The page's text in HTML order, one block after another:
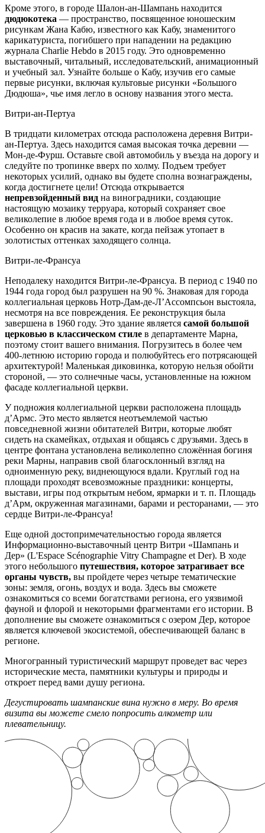
Кроме этого, в городе Шалон-ан-Шампань находится
дюдюкотека — пространство, посвященное юношеским
рисункам Жана Кабю, известного как Кабу, знаменитого
карикатуриста, погибшего при нападении на редакцию
журнала Charlie Hebdo в 2015 году. Это одновременно
выставочный, читальный, исследовательский, анимационный
и учебный зал. Узнайте больше о Кабу, изучив его самые
первые рисунки, включая культовые рисунки «Большого
Дюдюша», чье имя легло в основу названия этого места.
Витри-ан-Пертуа
В тридцати километрах отсюда расположена деревня Витри-
ан-Пертуа. Здесь находится самая высокая точка деревни —
Мон-де-Фурш. Оставьте свой автомобиль у въезда на дорогу и
следуйте по тропинке вверх по холму. Подъем требует
некоторых усилий, однако вы будете сполна вознаграждены,
когда достигнете цели! Отсюда открывается
непревзойденный вид на виноградники, создающие
настоящую мозаику терруара, который сохраняет свое
великолепие в любое время года и в любое время суток.
Особенно он красив на закате, когда пейзаж утопает в
золотистых оттенках заходящего солнца.
Витри-ле-Франсуа
Неподалеку находится Витри-ле-Франсуа. В период с 1940 по
1944 года город был разрушен на 90 %. Знаковая для города
коллегиальная церковь Нотр-Дам-де-Л’Ассомпсьон выстояла,
несмотря на все повреждения. Ее реконструкция была
завершена в 1960 году. Это здание является самой большой
церковью в классическом стиле в департаменте Марна,
поэтому стоит вашего внимания. Погрузитесь в более чем
400-летнюю историю города и полюбуйтесь его потрясающей
архитектурой! Маленькая диковинка, которую нельзя обойти
стороной, — это солнечные часы, установленные на южном
фасаде коллегиальной церкви.
У подножия коллегиальной церкви расположена площадь
д’Армс. Это место является неотъемлемой частью
повседневной жизни обитателей Витри, которые любят
сидеть на скамейках, отдыхая и общаясь с друзьями. Здесь в
центре фонтана установлена великолепно сложённая богиня
реки Марны, направив свой благосклонный взгляд на
одноименную реку, виднеющуюся вдали. Круглый год на
площади проходят всевозможные праздники: концерты,
выстави, игры под открытым небом, ярмарки и т. п. Площадь
д’Арм, окруженная магазинами, барами и ресторанами, — это
сердце Витри-ле-Франсуа!
Еще одной достопримечательностью города является
Информационно-выставочный центр Витри «Шампань и
Дер» (L'Espace Scénographie Vitry Champagne et Der). В ходе
этого небольшого путешествия, которое затрагивает все
органы чувств, вы пройдете через четыре тематические
зоны: земля, огонь, воздух и вода. Здесь вы сможете
ознакомиться со всеми богатствами региона, его уязвимой
фауной и флорой и некоторыми фрагментами его истории. В
дополнение вы сможете ознакомиться с озером Дер, которое
является ключевой экосистемой, обеспечивающей баланс в
регионе.
Многогранный туристический маршрут проведет вас через
исторические места, памятники культуры и природы и
откроет перед вами душу региона.
Дегустировать шампанские вина нужно в меру. Во время
визита вы можете смело попросить алкометр или
плевательницу.